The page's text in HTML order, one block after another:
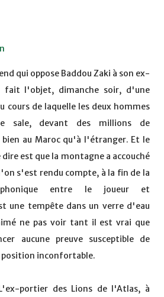
qui oppose Baddou Zaki à son ex-
fait l'objet, dimanche soir, d'une
cours de laquelle les deux hommes
sale, devant des millions de
bien au Maroc qu'à l'étranger. Et le
est que la montagne a accouché
s'est rendu compte, à la fin de la
entre le joueur et
une tempête dans un verre d'eau
ne pas voir tant il est vrai que
aucune preuve susceptible de
position inconfortable.
portier des Lions de l'Atlas, à